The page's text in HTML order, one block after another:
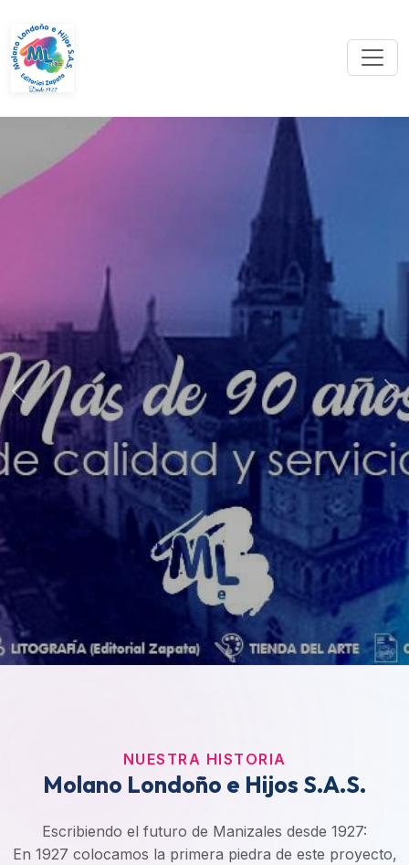
NUESTRA HISTORIA
Molano Londoño e Hijos S.A.S.
Escribiendo el futuro de Manizales desde 1927:
En 1927 colocamos la primera piedra de este proyecto,